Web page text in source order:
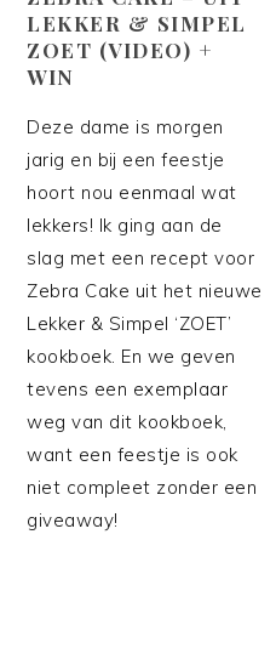
LEKKER & SIMPEL
ZOET (VIDEO) +
WIN
Deze dame is morgen
jarig en bij een feestje
hoort nou eenmaal wat
lekkers! Ik ging aan de
slag met een recept voor
Zebra Cake uit het nieuwe
Lekker & Simpel ‘ZOET’
kookboek. En we geven
tevens een exemplaar
weg van dit kookboek,
want een feestje is ook
niet compleet zonder een
giveaway!